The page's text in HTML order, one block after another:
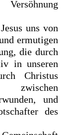
uns von
ermutigen
die durch
in unseren
Christus
zwischen
und
des